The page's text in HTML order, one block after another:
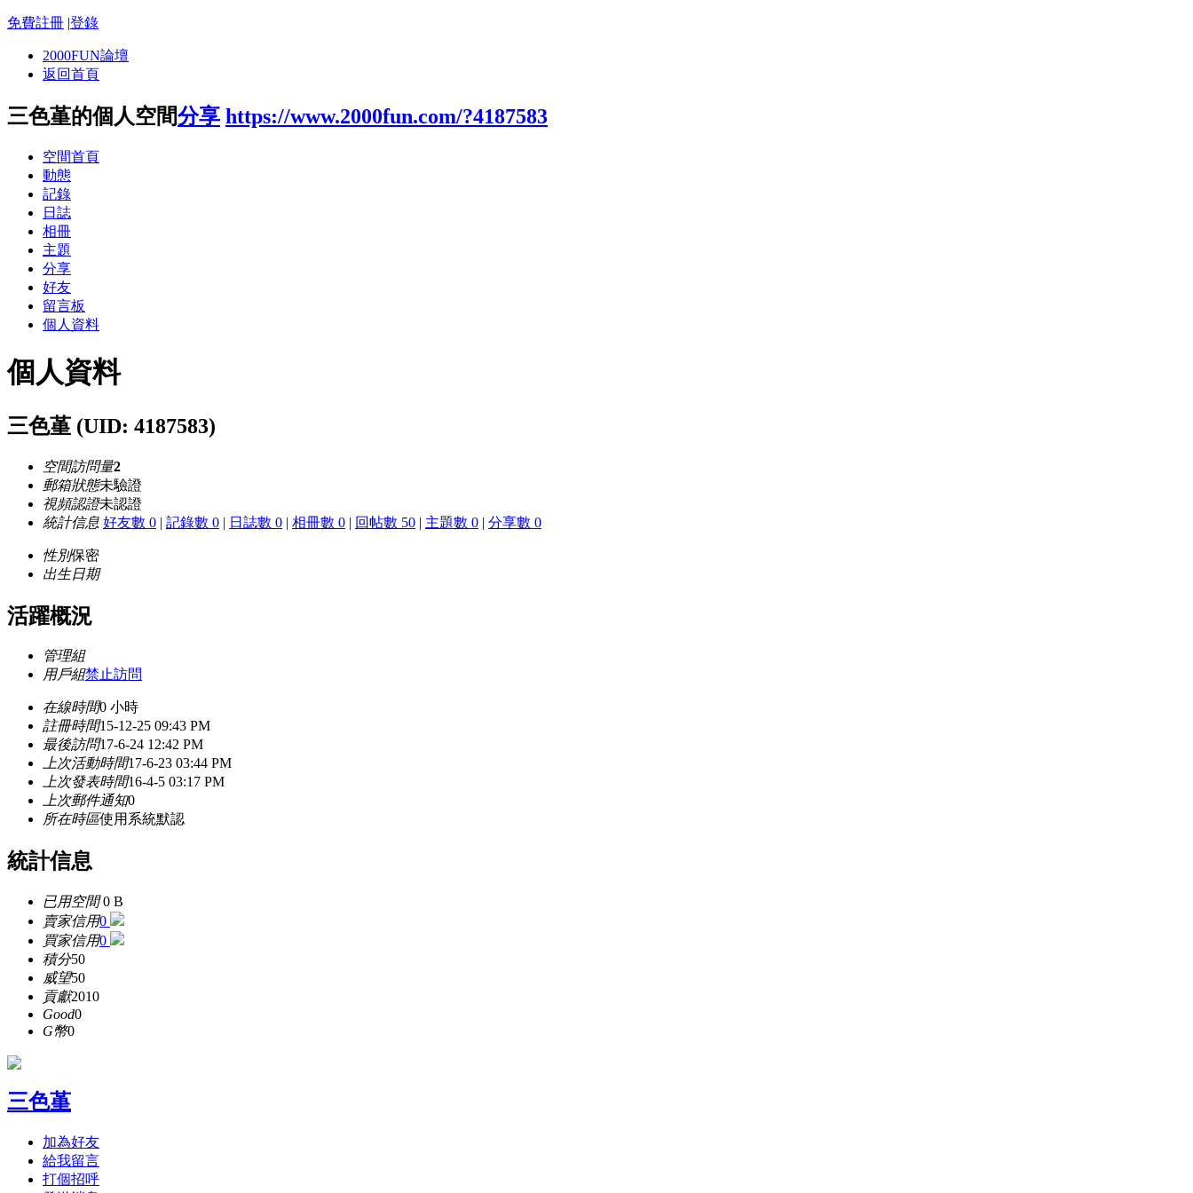
免費註冊 |登錄
2000FUN論壇
返回首頁
三色堇的個人空間分享 https://www.2000fun.com/?4187583
空間首頁
動態
記錄
日誌
相冊
主題
分享
好友
留言板
個人資料
個人資料
三色堇 (UID: 4187583)
空間訪問量2
郵箱狀態未驗證
視頻認證未認證
統計信息 好友數 0 | 記錄數 0 | 日誌數 0 | 相冊數 0 | 回帖數 50 | 主題數 0 | 分享數 0
性別保密
出生日期
活躍概況
管理組
用戶組禁止訪問
在線時間0 小時
註冊時間15-12-25 09:43 PM
最後訪問17-6-24 12:42 PM
上次活動時間17-6-23 03:44 PM
上次發表時間16-4-5 03:17 PM
上次郵件通知0
所在時區使用系統默認
統計信息
已用空間0 B
賣家信用0
買家信用0
積分50
威望50
貢獻2010
Good0
G幣0
三色堇
加為好友
給我留言
打個招呼